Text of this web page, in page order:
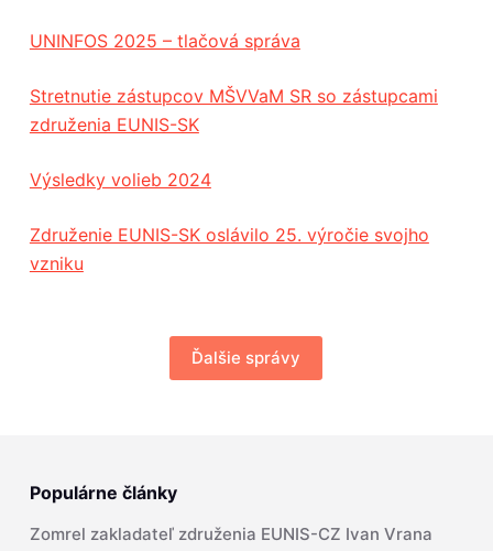
UNINFOS 2025 – tlačová správa
Stretnutie zástupcov MŠVVaM SR so zástupcami
združenia EUNIS-SK
Výsledky volieb 2024
Združenie EUNIS-SK oslávilo 25. výročie svojho
vzniku
Ďalšie správy
Populárne články
Zomrel zakladateľ združenia EUNIS-CZ Ivan Vrana